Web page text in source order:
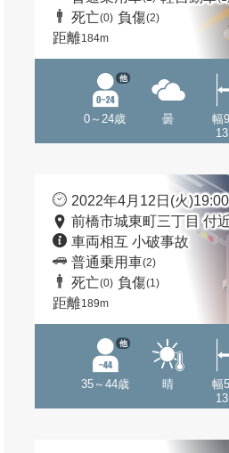
死亡(0) 負傷(2)
距離184m
0～24歳
他
曇
幅
2022年4月12日(火)19:00
前橋市城東町三丁目 付
車両相互 小破事故
普通乗用車(2)
死亡(0) 負傷(1)
距離189m
35～44歳
他
晴
幅